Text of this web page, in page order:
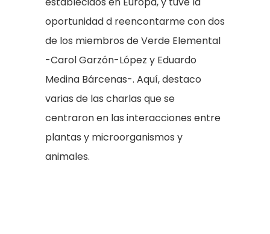
oportunidad d reencontarme con dos
de los miembros de Verde Elemental
-Carol Garzón-López y Eduardo
Medina Bárcenas-. Aquí, destaco
varias de las charlas que se
centraron en las interacciones entre
plantas y microorganismos y
animales.